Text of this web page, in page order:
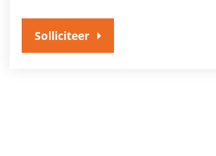
Solliciteer